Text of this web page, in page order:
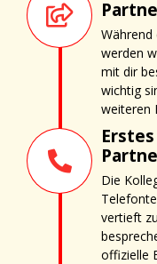
werden
mit dir
wichtig
weiteren
Die
vertieft
offizielle